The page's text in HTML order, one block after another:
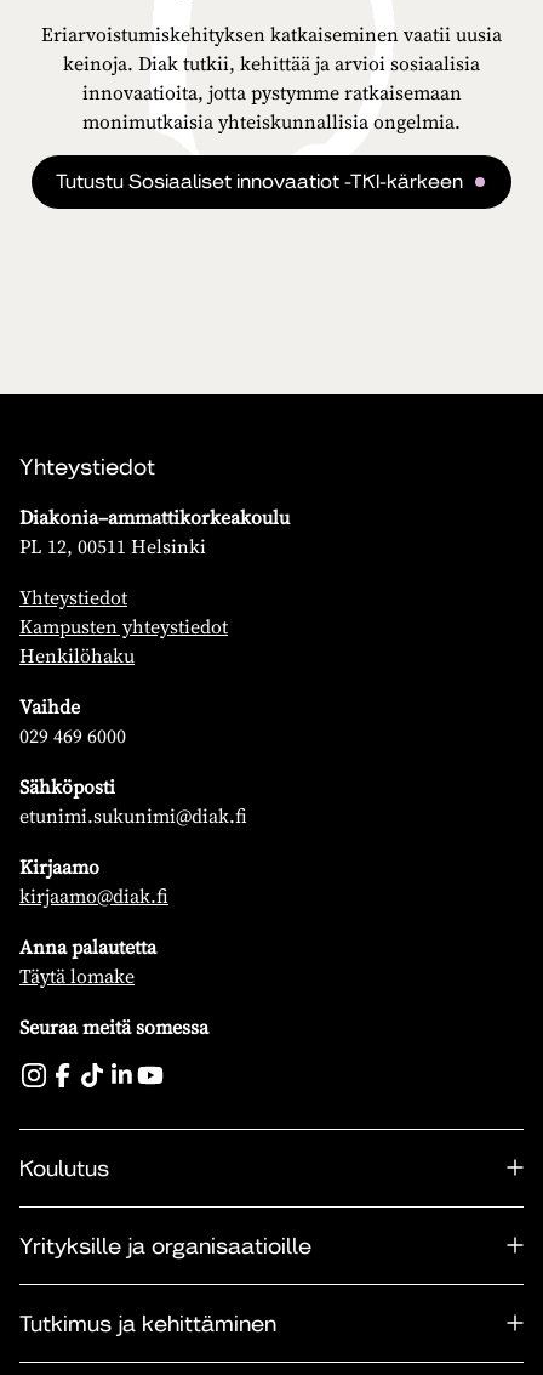
Eriarvoistumiskehityksen katkaiseminen vaatii uusia
keinoja. Diak tutkii, kehittää ja arvioi sosiaalisia
innovaatioita, jotta pystymme ratkaisemaan
monimutkaisia yhteiskunnallisia ongelmia.​
Tutustu Sosiaaliset innovaatiot -TKI-kärkeen
Yhteystiedot
Diakonia–ammattikorkeakoulu
PL 12, 00511 Helsinki
Yhteystiedot
Kampusten yhteystiedot
Henkilöhaku
Vaihde
029 469 6000
Sähköposti
etunimi.sukunimi@diak.fi
Kirjaamo
kirjaamo@diak.fi
Anna palautetta
Täytä lomake
Seuraa meitä somessa
Koulutus
Yrityksille ja organisaatioille
Tutkimus ja kehittäminen